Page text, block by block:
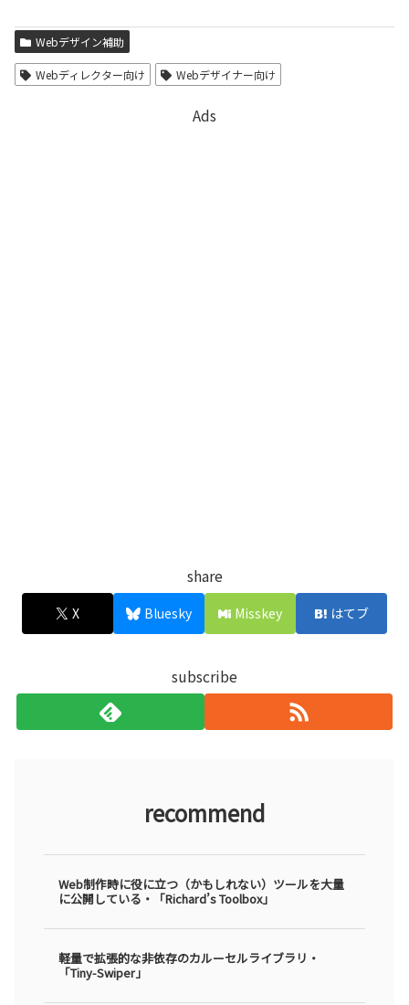
Webデザイン補助
Webディレクター向け Webデザイナー向け
Ads
share
X Bluesky Misskey はてブ
subscribe
recommend
Web制作時に役に立つ（かもしれない）ツールを大量
に公開している・「Richard’s Toolbox」
軽量で拡張的な非依存のカルーセルライブラリ・
「Tiny-Swiper」